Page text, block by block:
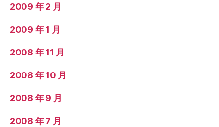
2009 年 2 月
2009 年 1 月
2008 年 11 月
2008 年 10 月
2008 年 9 月
2008 年 7 月